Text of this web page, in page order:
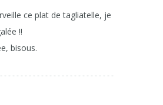
ce plat de tagliatelle, je
!!
bisous.